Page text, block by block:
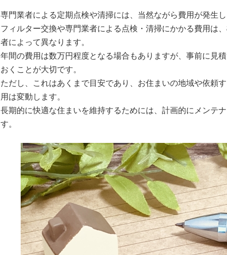
専門業者による定期点検や清掃には、当然ながら費用が発生し
フィルター交換や専門業者による点検・清掃にかかる費用は
者によって異なります。
年間の費用は数万円程度となる場合もありますが、事前に見
おくことが大切です。
ただし、これはあくまで目安であり、お住まいの地域や依頼
用は変動します。
長期的に快適な住まいを維持するためには、計画的にメンテ
す。